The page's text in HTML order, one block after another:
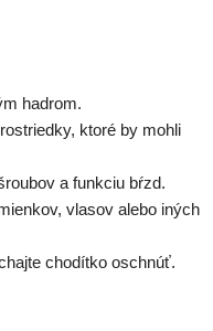
hadrom.
ktoré by mohli
a funkciu bŕzd.
vlasov alebo iných
chodítko oschnúť.